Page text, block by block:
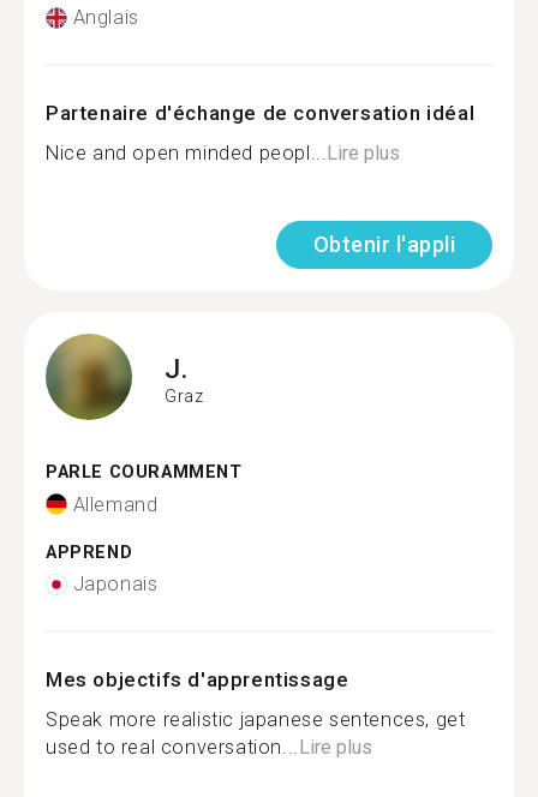
Anglais
Partenaire d'échange de conversation idéal
Nice and open minded peopl...Lire plus
Obtenir l'appli
J.
Graz
PARLE COURAMMENT
Allemand
APPREND
Japonais
Mes objectifs d'apprentissage
Speak more realistic japanese sentences, get
used to real conversation...Lire plus